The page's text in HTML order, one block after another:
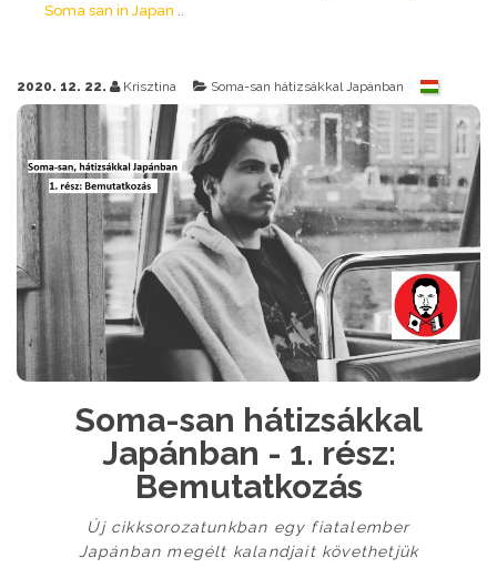
Soma san in Japan
2020. 12. 22. Krisztina Soma-san hátizsákkal Japánban
Soma-san hátizsákkal
Japánban - 1. rész:
Bemutatkozás
Új cikksorozatunkban egy fiatalember
Japánban megélt kalandjait követhetjük